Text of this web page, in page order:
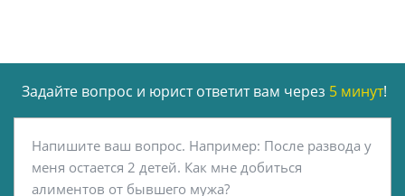
Задайте вопрос и юрист ответит вам через 5 минут!